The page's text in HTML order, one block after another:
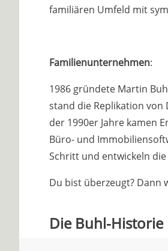
familiären Umfeld mit
Familienunternehmen:
1986 gründete Martin
stand die Replikation
der 1990er Jahre kamen
Büro- und
Schritt und entwickeln
Du bist überzeugt? Dann
Die Buhl-Historie